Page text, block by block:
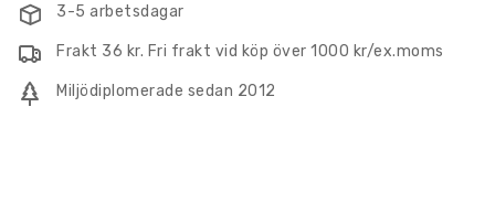
3-5 arbetsdagar
Frakt 36 kr. Fri frakt vid köp över 1000 kr/ex.moms
Miljödiplomerade sedan 2012